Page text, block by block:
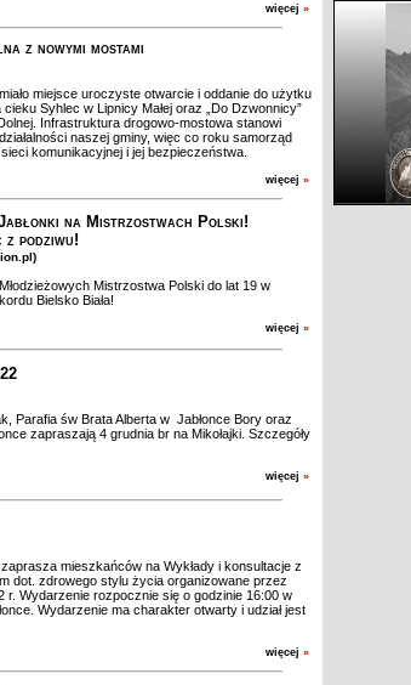
więcej »
z nowymi mostami
miejsce uroczyste otwarcie i oddanie do użytku
Syhlec w Lipnicy Małej oraz „Do Dzwonnicy”
Infrastruktura drogowo-mostowa stanowi
naszej gminy, więc co roku samorząd
komunikacyjnej i jej bezpieczeństwa.
więcej »
na Mistrzostwach Polski!
z podziwu!
Mistrzostwa Polski do lat 19 w
Bielsko Biała!
więcej »
Parafia św Brata Alberta w Jabłonce Bory oraz
zapraszają 4 grudnia br na Mikołajki. Szczegóły
więcej »
mieszkańców na Wykłady i konsultacje z
dot. zdrowego stylu życia organizowane przez
r. Wydarzenie rozpocznie się o godzinie 16:00 w
Wydarzenie ma charakter otwarty i udział jest
więcej »